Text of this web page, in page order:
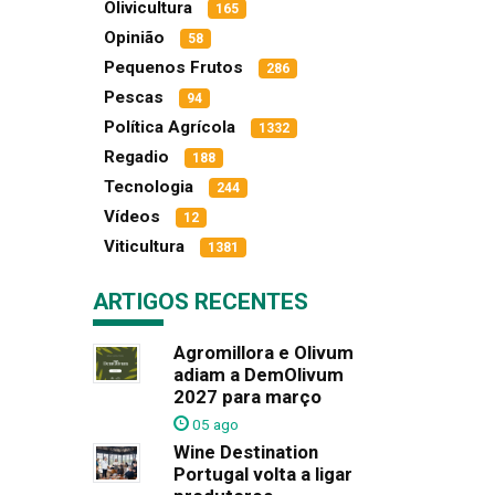
Olivicultura 165
Opinião 58
Pequenos Frutos 286
Pescas 94
Política Agrícola 1332
Regadio 188
Tecnologia 244
Vídeos 12
Viticultura 1381
ARTIGOS RECENTES
Agromillora e Olivum
adiam a DemOlivum
2027 para março
05 ago
Wine Destination
Portugal volta a ligar